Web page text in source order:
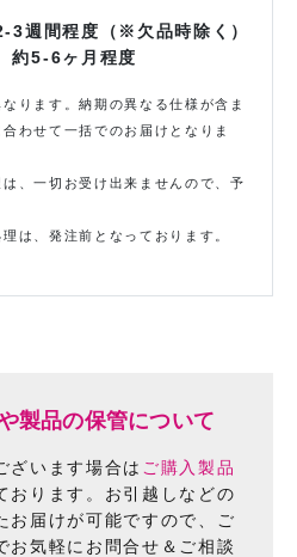
間程度（※欠品時除く）
5-6ヶ月程度
ります。納期の異なる仕様が含ま
わせて一括でのお届けとなりま
、一切お受け出来ませんので、予
は、発注前となっております。
製品の保管について
ざいます場合は ご購入製品
おります。 お引越しなどの
お届けが可能ですので、
ご
お気軽にお問合せ＆ご相談